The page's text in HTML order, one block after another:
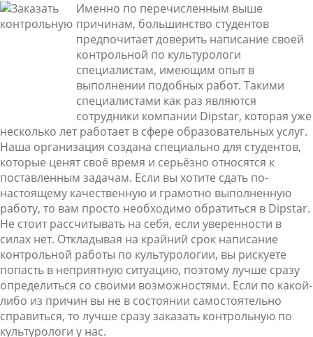
Именно по перечисленным выше
причинам, большинство студентов
предпочитает доверить написание своей
контрольной по культурологи
специалистам, имеющим опыт в
выполнении подобных работ. Такими
специалистами как раз являются
сотрудники компании Dipstar, которая уже
несколько лет работает в сфере образовательных услуг.
Наша организация создана специально для студентов,
которые ценят своё время и серьёзно относятся к
поставленным задачам. Если вы хотите сдать по-
настоящему качественную и грамотно выполненную
работу, то вам просто необходимо обратиться в Dipstar.
Не стоит рассчитывать на себя, если уверенности в
силах нет. Откладывая на крайний срок написание
контрольной работы по культурологии, вы рискуете
попасть в неприятную ситуацию, поэтому лучше сразу
определиться со своими возможностями. Если по какой-
либо из причин вы не в состоянии самостоятельно
справиться, то лучше сразу заказать контрольную по
культурологи у нас.